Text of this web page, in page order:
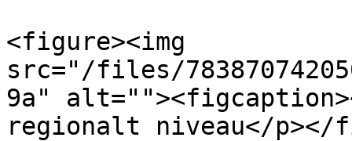
<figure><img
src="/files/
9a"
regionalt niveau</